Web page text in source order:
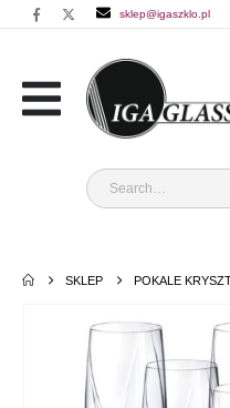
sklep@igaszklo.pl
SKLEP POKALE